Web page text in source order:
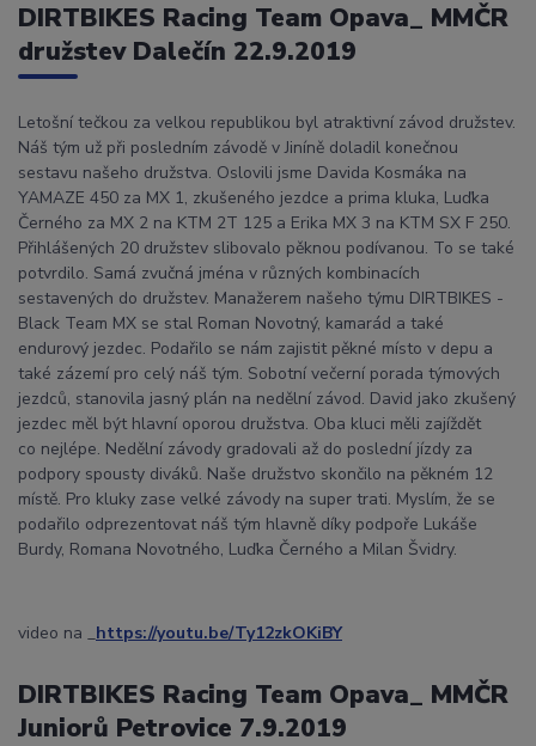
DIRTBIKES Racing Team Opava_ MMČR
družstev Dalečín 22.9.2019
Letošní tečkou za velkou republikou byl atraktivní závod družstev.
Náš tým už při posledním závodě v Jiníně doladil konečnou
sestavu našeho družstva. Oslovili jsme Davida Kosmáka na
YAMAZE 450 za MX 1, zkušeného jezdce a prima kluka, Luďka
Černého za MX 2 na KTM 2T 125 a Erika MX 3 na KTM SX F 250.
Přihlášených 20 družstev slibovalo pěknou podívanou. To se také
potvrdilo. Samá zvučná jména v různých kombinacích
sestavených do družstev. Manažerem našeho týmu DIRTBIKES -
Black Team MX se stal Roman Novotný, kamarád a také
endurový jezdec. Podařilo se nám zajistit pěkné místo v depu a
také zázemí pro celý náš tým. Sobotní večerní porada týmových
jezdců, stanovila jasný plán na nedělní závod. David jako zkušený
jezdec měl být hlavní oporou družstva. Oba kluci měli zajíždět
co nejlépe. Nedělní závody gradovali až do poslední jízdy za
podpory spousty diváků. Naše družstvo skončilo na pěkném 12
místě. Pro kluky zase velké závody na super trati. Myslím, že se
podařilo odprezentovat náš tým hlavně díky podpoře Lukáše
Burdy, Romana Novotného, Luďka Černého a Milan Švidry.
video na _https://youtu.be/Ty12zkOKiBY
DIRTBIKES Racing Team Opava_ MMČR
Juniorů Petrovice 7.9.2019